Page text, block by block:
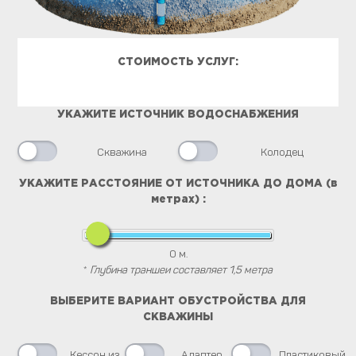
СТОИМОСТЬ УСЛУГ:
УКАЖИТЕ ИСТОЧНИК ВОДОСНАБЖЕНИЯ
Скважина Колодец
УКАЖИТЕ РАССТОЯНИЕ ОТ ИСТОЧНИКА ДО ДОМА (в
метрах) :
0 м.
* Глубина траншеи составляет 1,5 метра
ВЫБЕРИТЕ ВАРИАНТ ОБУСТРОЙСТВА ДЛЯ
СКВАЖИНЫ